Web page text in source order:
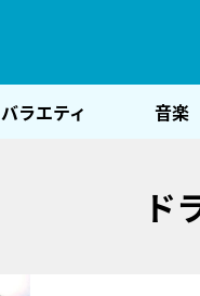
バラエティ 音楽
ド